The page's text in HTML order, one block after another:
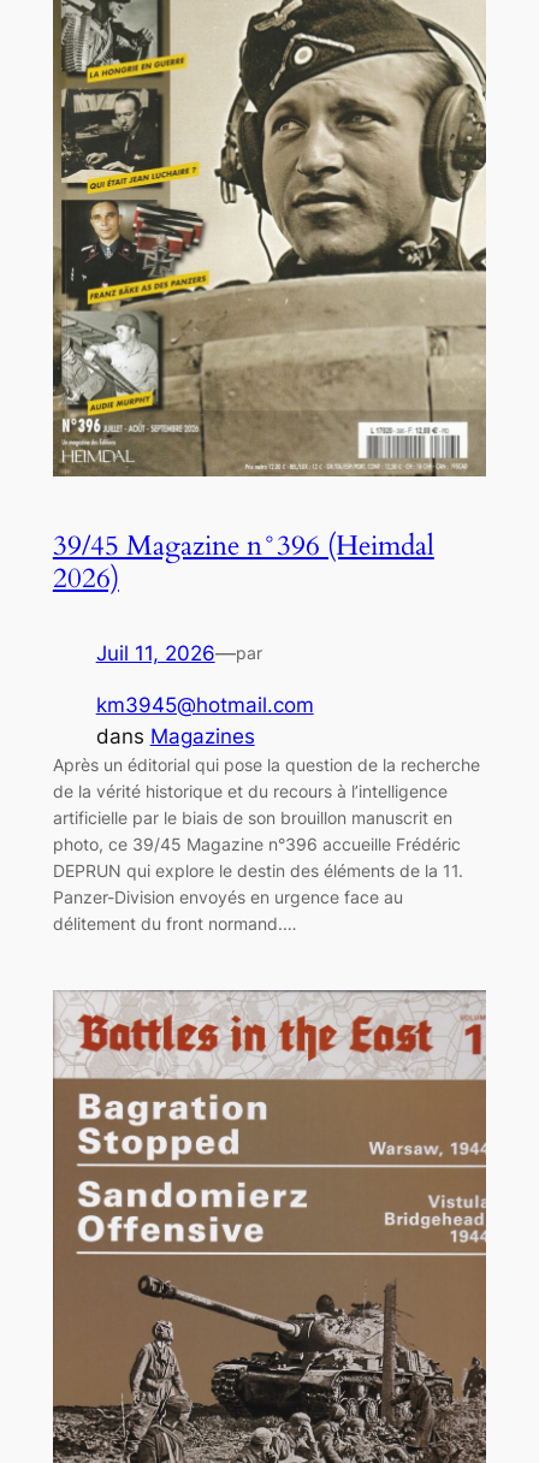
39/45 Magazine n°396 (Heimdal
2026)
Juil 11, 2026—par
km3945@hotmail.com
dans Magazines
Après un éditorial qui pose la question de la recherche
de la vérité historique et du recours à l’intelligence
artificielle par le biais de son brouillon manuscrit en
photo, ce 39/45 Magazine n°396 accueille Frédéric
DEPRUN qui explore le destin des éléments de la 11.
Panzer-Division envoyés en urgence face au
délitement du front normand.…